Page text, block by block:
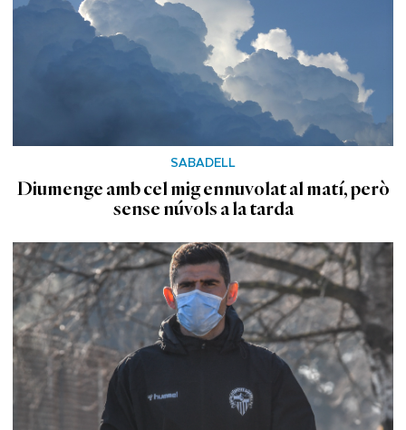
SABADELL
Diumenge amb cel mig ennuvolat al matí, però
sense núvols a la tarda